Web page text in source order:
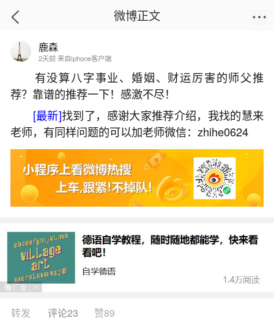
首页
用道教还是用佛教超度婴灵？
2026-05-31 13:18:46 20 7 赞
生活中像用道教还是用佛教超度婴灵？都是很
常见的问题，但是小问题不注意可能会引起大麻
烦，下面就这个问题给大家做一些解读：
1、堕胎后的婴灵怎么超度
若希望为堕胎后的婴灵进行超度，可通过佛
教、基督教或道教等正规宗教仪式寻求心理慰藉，
但需理性看待其本质为精神寄托，无法改变既定事
微博正文
鹿森
2天前 来自iphone客户端
有没算八字事业、婚姻、财运厉害的师父推
荐？靠谱的推荐一下！感激不尽！
[最新]找到了，感谢大家推荐介绍，我找的慧来
老师，有同样问题的可以加老师微信：zhihe0624
转发 评论23 赞89